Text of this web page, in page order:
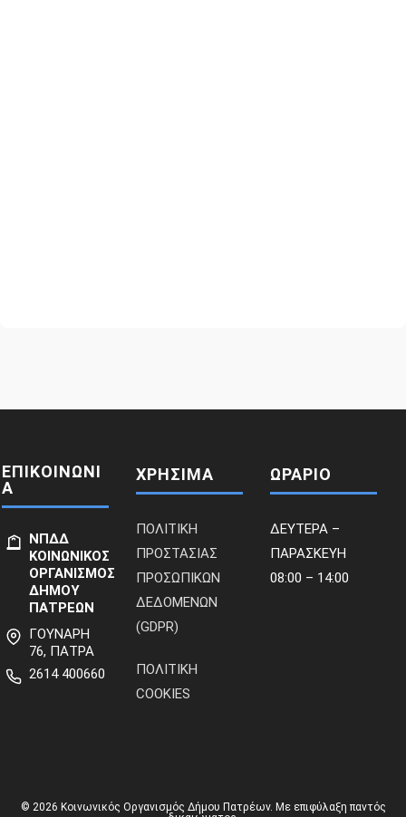
ΕΠΙΚΟΙΝΩΝΙ
Α
ΝΠΔΔ
ΚΟΙΝΩΝΙΚΟΣ
ΟΡΓΑΝΙΣΜΟΣ
ΔΗΜΟΥ
ΠΑΤΡΕΩΝ
ΓΟΥΝΑΡΗ
76, ΠΑΤΡΑ
2614 400660
ΧΡΗΣΙΜΑ
ΠΟΛΙΤΙΚΗ
ΠΡΟΣΤΑΣΙΑΣ
ΠΡΟΣΩΠΙΚΩΝ
ΔΕΔΟΜΕΝΩΝ
(GDPR)
ΠΟΛΙΤΙΚΗ
COOKIES
ΩΡΑΡΙΟ
ΔΕΥΤΕΡΑ –
ΠΑΡΑΣΚΕΥΗ
08:00 – 14:00
© 2026 Κοινωνικός Οργανισμός Δήμου Πατρέων. Με επιφύλαξη παντός